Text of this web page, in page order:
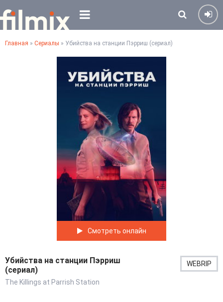
Главная » Сериалы » Убийства на станции Пэрриш (сериал)
Смотреть онлайн
Убийства на станции Пэрриш
(сериал)
The Killings at Parrish Station
WEBRIP